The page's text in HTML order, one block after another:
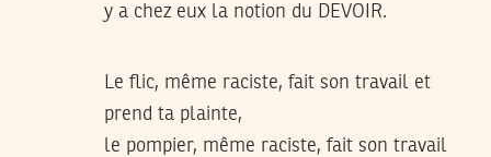
y a chez eux la notion du DEVOIR.
Le flic, même raciste, fait son travail et
prend ta plainte,
le pompier, même raciste, fait son travail